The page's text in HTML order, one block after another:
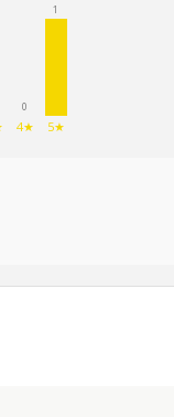
0
4★
1
5★